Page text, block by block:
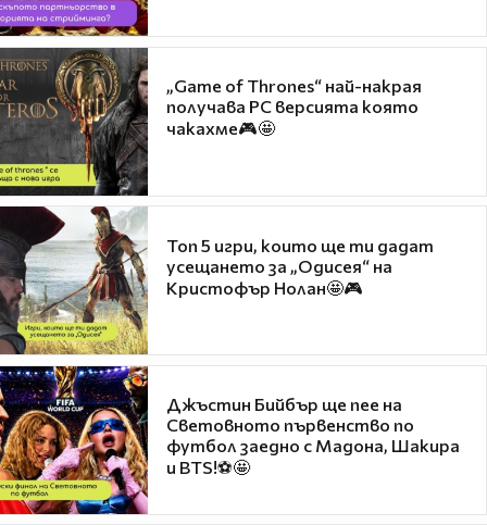
„Game of Thrones“ най-накрая
получава PC версията която
чакахме🎮🤩
Топ 5 игри, които ще ти дадат
усещането за „Одисея“ на
Кристофър Нолан🤩🎮
Джъстин Бийбър ще пее на
Световното първенство по
футбол заедно с Мадона, Шакира
и BTS!⚽🤩